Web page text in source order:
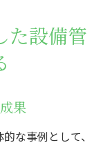
配慮型の設備
役割とその未
た設備管
果
な事例として、